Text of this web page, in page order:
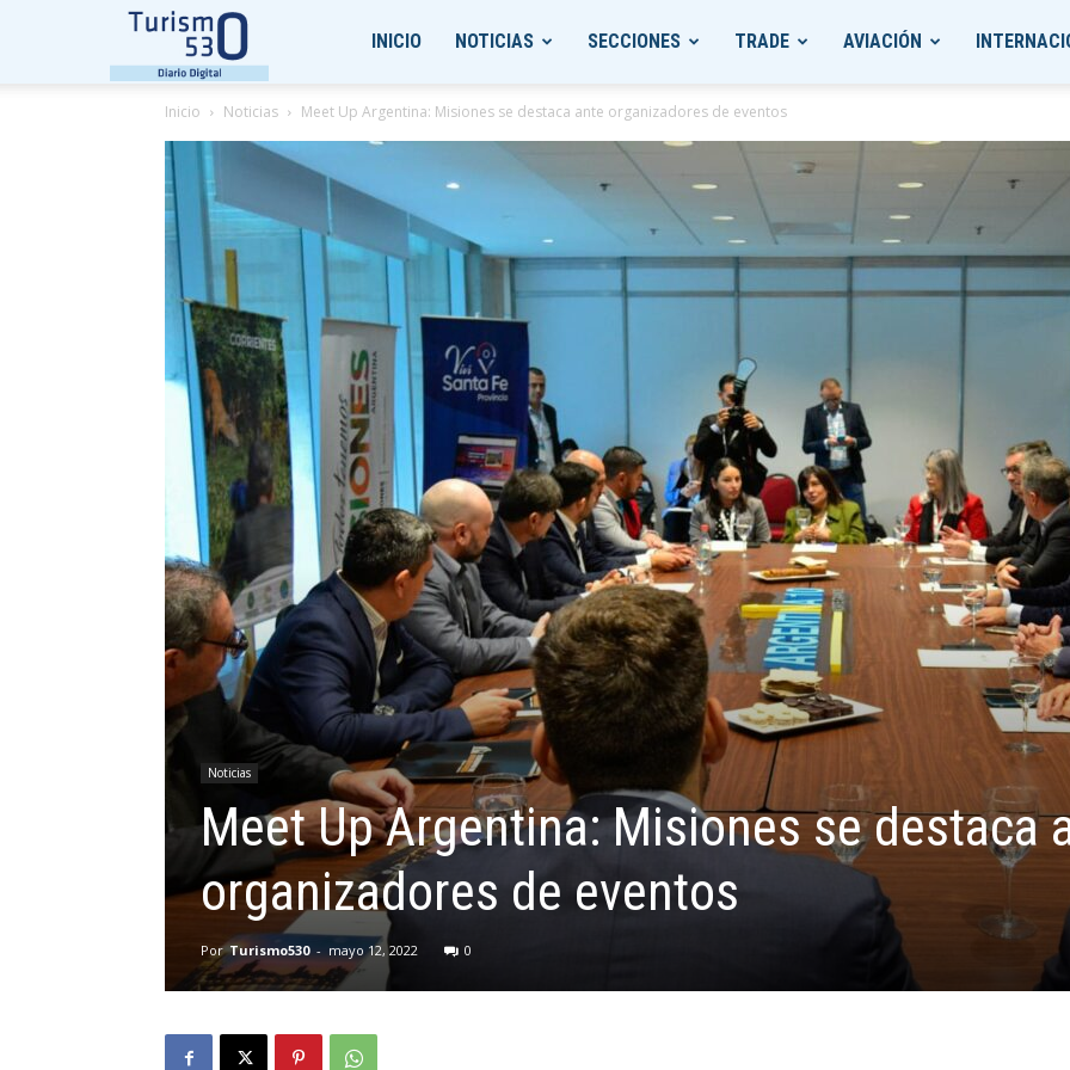
INICIO NOTICIAS SECCIONES TRADE AVIACIÓN
Inicio Noticias Meet Up Argentina: Misiones se destaca ante organizadores de eventos
Noticias
Meet Up Argentina: Misiones se destaca
organizadores de eventos
Por Turismo530 - mayo 12, 2022 0